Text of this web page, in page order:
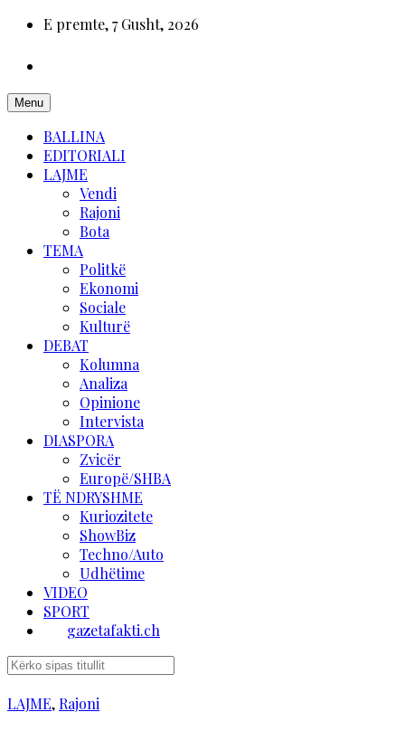
E premte, 7 Gusht, 2026
Menu
BALLINA
EDITORIALI
LAJME
Vendi
Rajoni
Bota
TEMA
Politkë
Ekonomi
Sociale
Kulturë
DEBAT
Kolumna
Analiza
Opinione
Intervista
DIASPORA
Zvicër
Europë/SHBA
TË NDRYSHME
Kuriozitete
ShowBiz
Techno/Auto
Udhëtime
VIDEO
SPORT
gazetafakti.ch
LAJME, Rajoni